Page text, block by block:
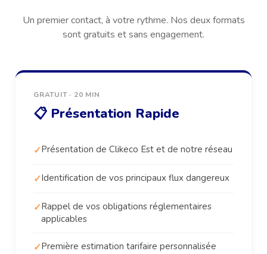
Un premier contact, à votre rythme. Nos deux formats
sont gratuits et sans engagement.
GRATUIT · 20 MIN
📋 Présentation Rapide
Présentation de Clikeco Est et de notre réseau
Identification de vos principaux flux dangereux
Rappel de vos obligations réglementaires
applicables
Première estimation tarifaire personnalisée